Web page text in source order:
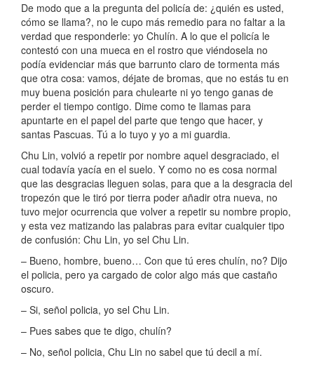
De modo que a la pregunta del policía de: ¿quién es usted,
cómo se llama?, no le cupo más remedio para no faltar a la
verdad que responderle: yo Chulín. A lo que el policía le
contestó con una mueca en el rostro que viéndosela no
podía evidenciar más que barrunto claro de tormenta más
que otra cosa: vamos, déjate de bromas, que no estás tu en
muy buena posición para chulearte ni yo tengo ganas de
perder el tiempo contigo. Dime como te llamas para
apuntarte en el papel del parte que tengo que hacer, y
santas Pascuas. Tú a lo tuyo y yo a mi guardia.
Chu Lin, volvió a repetir por nombre aquel desgraciado, el
cual todavía yacía en el suelo. Y como no es cosa normal
que las desgracias lleguen solas, para que a la desgracia del
tropezón que le tiró por tierra poder añadir otra nueva, no
tuvo mejor ocurrencia que volver a repetir su nombre propio,
y esta vez matizando las palabras para evitar cualquier tipo
de confusión: Chu Lin, yo sel Chu Lin.
– Bueno, hombre, bueno… Con que tú eres chulín, no? Dijo
el policia, pero ya cargado de color algo más que castaño
oscuro.
– Si, señol policia, yo sel Chu Lin.
– Pues sabes que te digo, chulín?
– No, señol policia, Chu Lin no sabel que tú decil a mí.